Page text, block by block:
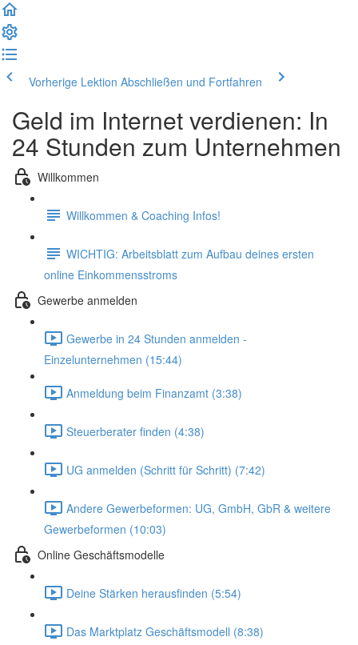
Vorherige Lektion Abschließen und Fortfahren
Geld im Internet verdienen: In
24 Stunden zum Unternehmen
Willkommen
Willkommen & Coaching Infos!
WICHTIG: Arbeitsblatt zum Aufbau deines ersten
online Einkommensstroms
Gewerbe anmelden
Gewerbe in 24 Stunden anmelden -
Einzelunternehmen (15:44)
Anmeldung beim Finanzamt (3:38)
Steuerberater finden (4:38)
UG anmelden (Schritt für Schritt) (7:42)
Andere Gewerbeformen: UG, GmbH, GbR & weitere
Gewerbeformen (10:03)
Online Geschäftsmodelle
Deine Stärken herausfinden (5:54)
Das Marktplatz Geschäftsmodell (8:38)